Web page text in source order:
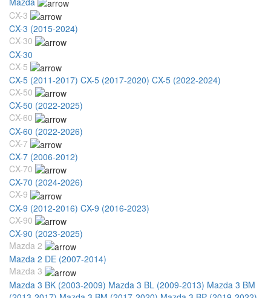
CX-3
CX-3 (2015-2024)
CX-30
CX-30
CX-5
CX-5 (2011-2017) CX-5 (2017-2020) CX-5 (2022-2024)
CX-50
CX-50 (2022-2025)
CX-60
CX-60 (2022-2026)
CX-7
CX-7 (2006-2012)
CX-70
CX-70 (2024-2026)
CX-9
CX-9 (2012-2016) CX-9 (2016-2023)
CX-90
CX-90 (2023-2025)
Mazda 2
Mazda 2 DE (2007-2014)
Mazda 3
Mazda 3 BK (2003-2009) Mazda 3 BL (2009-2013) Mazda 3 BM